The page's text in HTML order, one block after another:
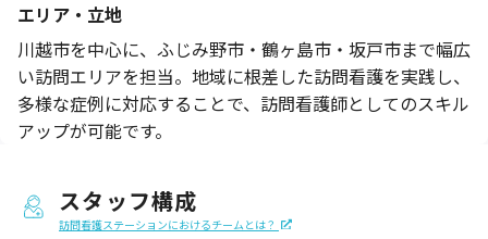
エリア・立地
川越市を中心に、ふじみ野市・鶴ヶ島市・坂戸市まで幅広
い訪問エリアを担当。地域に根差した訪問看護を実践し、
多様な症例に対応することで、訪問看護師としてのスキル
アップが可能です。
スタッフ構成
訪問看護ステーションにおけるチームとは？